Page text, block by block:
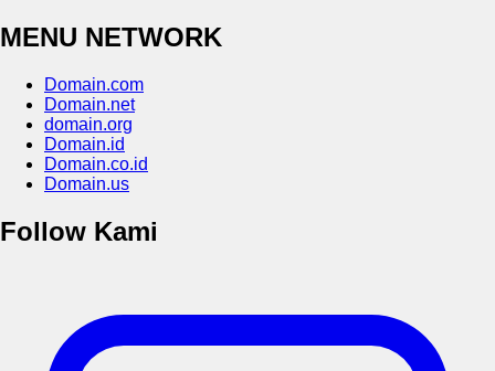
MENU NETWORK
Domain.com
Domain.net
domain.org
Domain.id
Domain.co.id
Domain.us
Follow Kami